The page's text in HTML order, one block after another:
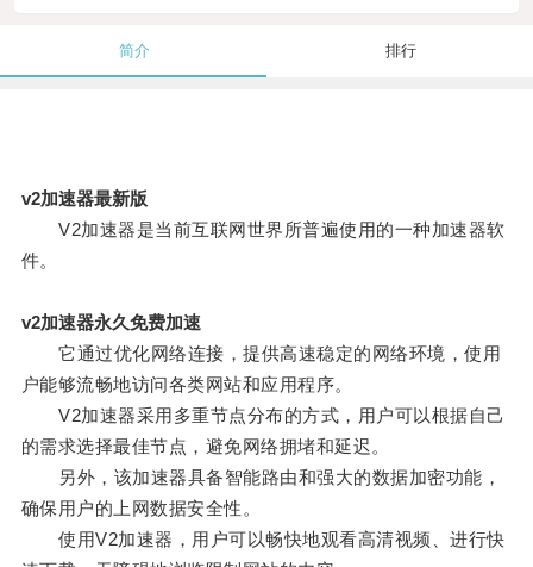
简介 排行
v2加速器最新版
V2加速器是当前互联网世界所普遍使用的一种加速器软
件。
v2加速器永久免费加速
它通过优化网络连接，提供高速稳定的网络环境，使用
户能够流畅地访问各类网站和应用程序。
V2加速器采用多重节点分布的方式，用户可以根据自己
的需求选择最佳节点，避免网络拥堵和延迟。
另外，该加速器具备智能路由和强大的数据加密功能，
确保用户的上网数据安全性。
使用V2加速器，用户可以畅快地观看高清视频、进行快